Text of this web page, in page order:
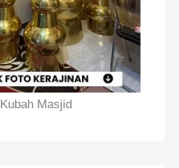
Kubah Masjid